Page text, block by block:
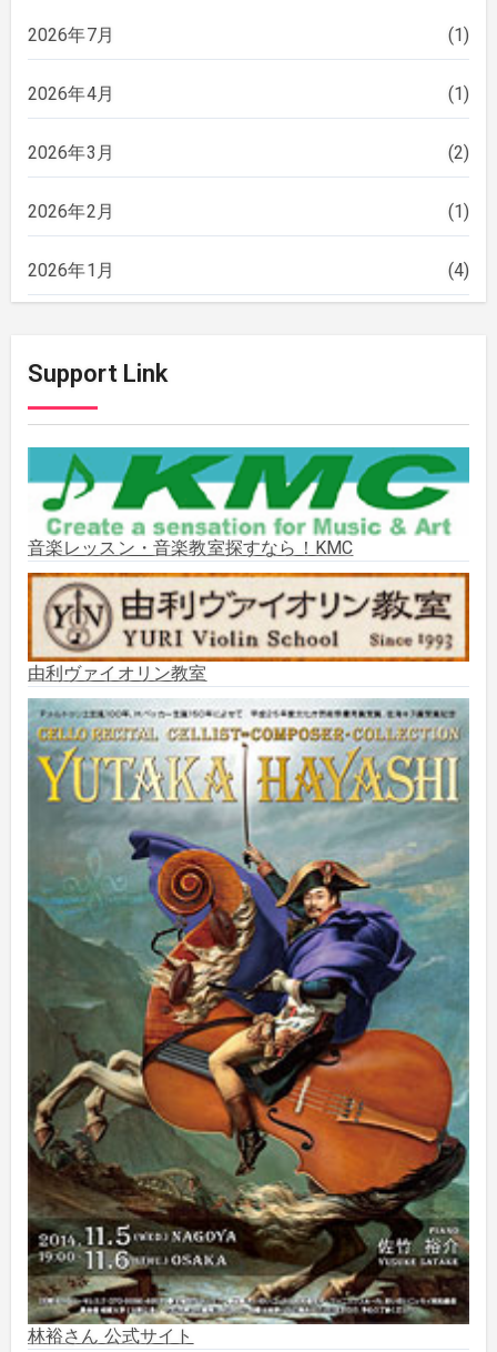
2026年7月 (1)
2026年4月 (1)
2026年3月 (2)
2026年2月 (1)
2026年1月 (4)
2025年11月
2025年10月 (2)
2025年9月 (3)
2025年8月 (5)
2025年7月 (3)
2025年6月 (1)
2025年5月 (5)
2025年3月 (1)
2025年2月
2025年1月 (3)
2024年12月
2024年11月
2024年10月 (5)
2024年9月 (6)
2024年8月 (10)
2024年7月 (1)
2024年6月 (6)
Support Link
音楽レッスン・音楽教室探すなら！KMC
由利ヴァイオリン教室
林裕さん 公式サイト